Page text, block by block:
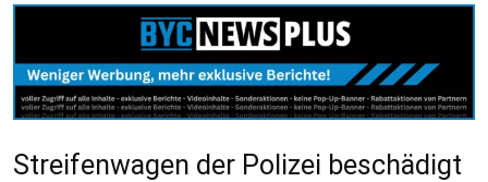
Streifenwagen der Polizei beschädigt